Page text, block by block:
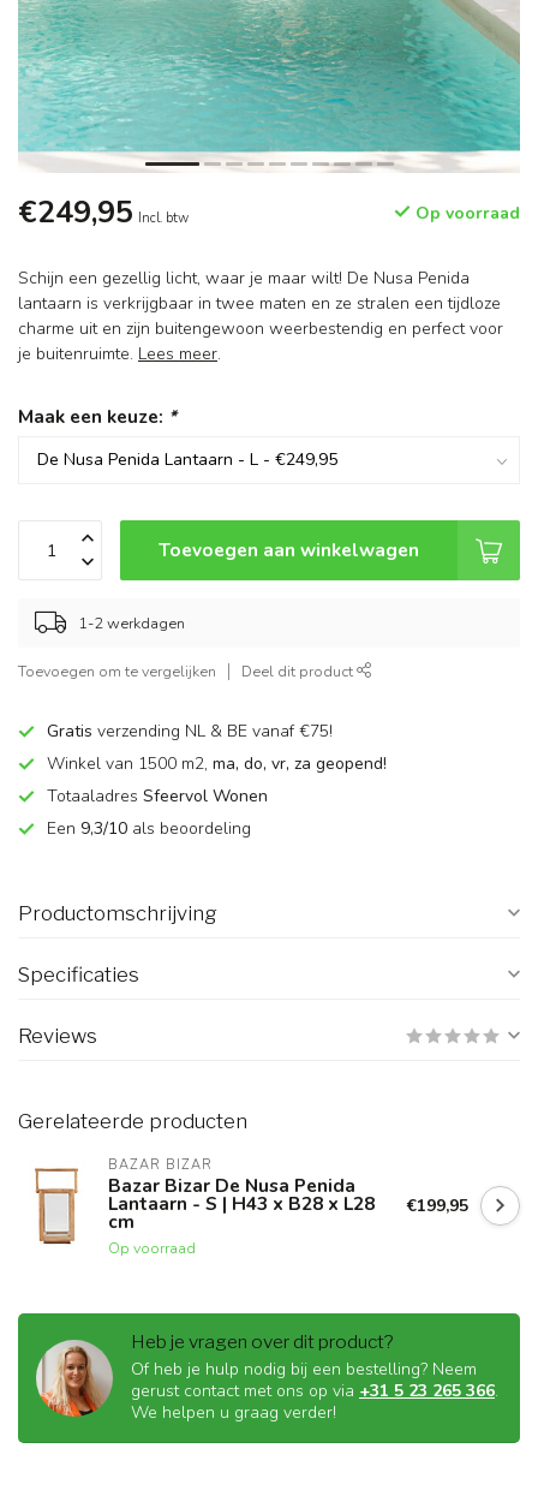
€249,95 Incl. btw Op voorraad
Schijn een gezellig licht, waar je maar wilt! De Nusa Penida
lantaarn is verkrijgbaar in twee maten en ze stralen een tijdloze
charme uit en zijn buitengewoon weerbestendig en perfect voor
je buitenruimte. Lees meer.
Maak een keuze: *
Toevoegen aan winkelwagen
1-2 werkdagen
Toevoegen om te vergelijken Deel dit product
Gratis verzending NL & BE vanaf €75!
Winkel van 1500 m2, ma, do, vr, za geopend!
Totaaladres Sfeervol Wonen
Een 9,3/10 als beoordeling
Productomschrijving
Specificaties
Reviews
Gerelateerde producten
BAZAR BIZAR
Bazar Bizar De Nusa Penida
Lantaarn - S | H43 x B28 x L28
cm
Op voorraad
€199,95
Heb je vragen over dit product?
Of heb je hulp nodig bij een bestelling? Neem
gerust contact met ons op via +31 5 23 265 366.
We helpen u graag verder!